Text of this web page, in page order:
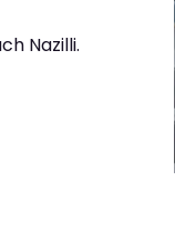
Nazilli.